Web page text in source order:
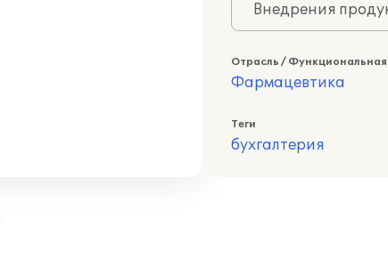
Внедрения
Отрасль / Функциональная
Фармацевтика
Теги
бухгалтерия